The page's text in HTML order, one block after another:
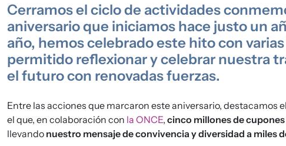
Cerramos el ciclo de actividades
aniversario que iniciamos hace justo un
año, hemos celebrado este hito con
permitido reflexionar y celebrar nuestra
el futuro con renovadas fuerzas.
Entre las acciones que marcaron este aniversario, destacamos
el que, en colaboración con la ONCE, cinco millones de cupones
llevando nuestro mensaje de convivencia y diversidad a miles